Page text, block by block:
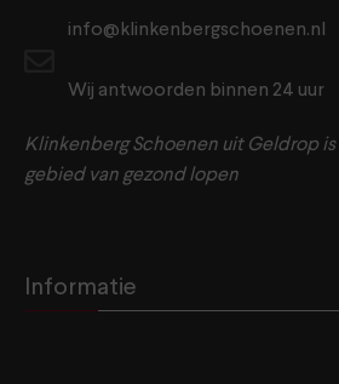
info@klinkenbergschoenen.nl
Wij antwoorden binnen 24 uur
Klinkenberg Schoenen uit Geldrop
gebied van gezond lopen
Informatie